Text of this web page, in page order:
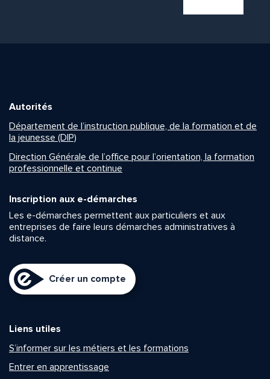
Autorités
Département de l’instruction publique, de la formation et de
la jeunesse (DIP)
Direction Générale de l’office pour l’orientation, la formation
professionnelle et continue
Inscription aux e-démarches
Les e-démarches permettent aux particuliers et aux
entreprises de faire leurs démarches administratives à
distance.
Créer un compte
Liens utiles
S’informer sur les métiers et les formations
Entrer en apprentissage